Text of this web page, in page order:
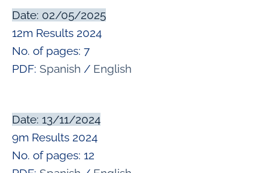
Date: 02/05/2025
12m Results 2024
No. of pages: 7
PDF: Spanish / English
Date: 13/11/2024
9m Results 2024
No. of pages: 12